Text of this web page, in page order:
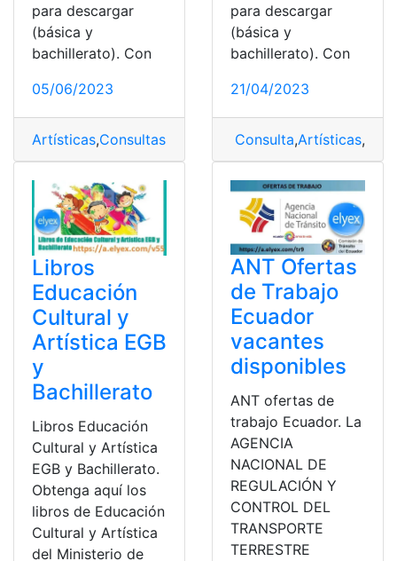
para descargar
(básica y
bachillerato). Con
05/06/2023
Artísticas,Consultas Educación Cultural y
para descargar
(básica y
bachillerato). Con
21/04/2023
Consulta,Artísticas,
Libros
Educación
Cultural y
Artística EGB
y
Bachillerato
Libros Educación
Cultural y Artística
EGB y Bachillerato.
Obtenga aquí los
libros de Educación
Cultural y Artística
del Ministerio de
ANT Ofertas
de Trabajo
Ecuador
vacantes
disponibles
ANT ofertas de
trabajo Ecuador. La
AGENCIA
NACIONAL DE
REGULACIÓN Y
CONTROL DEL
TRANSPORTE
TERRESTRE